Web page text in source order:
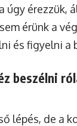
úgy érezzük,
érünk a
és figyelni a
beszélni
lépés, de a